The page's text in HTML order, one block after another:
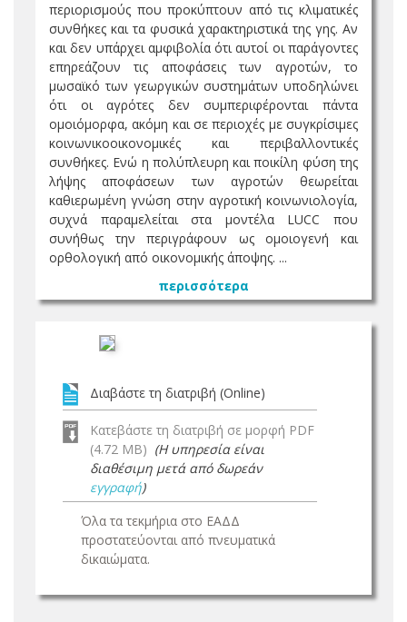
περιορισμούς που προκύπτουν από τις κλιματικές
συνθήκες και τα φυσικά χαρακτηριστικά της γης. Αν
και δεν υπάρχει αμφιβολία ότι αυτοί οι παράγοντες
επηρεάζουν τις αποφάσεις των αγροτών, το
μωσαϊκό των γεωργικών συστημάτων υποδηλώνει
ότι οι αγρότες δεν συμπεριφέρονται πάντα
ομοιόμορφα, ακόμη και σε περιοχές με συγκρίσιμες
κοινωνικοοικονομικές και περιβαλλοντικές
συνθήκες. Ενώ η πολύπλευρη και ποικίλη φύση της
λήψης αποφάσεων των αγροτών θεωρείται
καθιερωμένη γνώση στην αγροτική κοινωνιολογία,
συχνά παραμελείται στα μοντέλα LUCC που
συνήθως την περιγράφουν ως ομοιογενή και
ορθολογική από οικονομικής άποψης. ...
περισσότερα
Διαβάστε τη διατριβή (Online)
Κατεβάστε τη διατριβή σε μορφή PDF
(4.72 MB) (Η υπηρεσία είναι
διαθέσιμη μετά από δωρεάν
εγγραφή)
Όλα τα τεκμήρια στο ΕΑΔΔ
προστατεύονται από πνευματικά
δικαιώματα.